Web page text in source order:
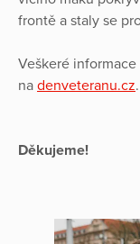
frontě a staly se
Veškeré
na denveteranu.cz.
Děkujeme!